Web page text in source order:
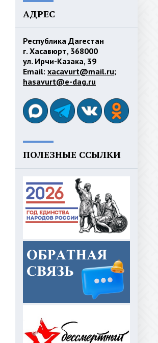
АДРЕС
Республика Дагестан
г. Хасавюрт, 368000
ул. Ирчи-Казака, 39
Email: xacavurt@mail.ru;
hasavurt@e-dag.ru
ПОЛЕЗНЫЕ ССЫЛКИ